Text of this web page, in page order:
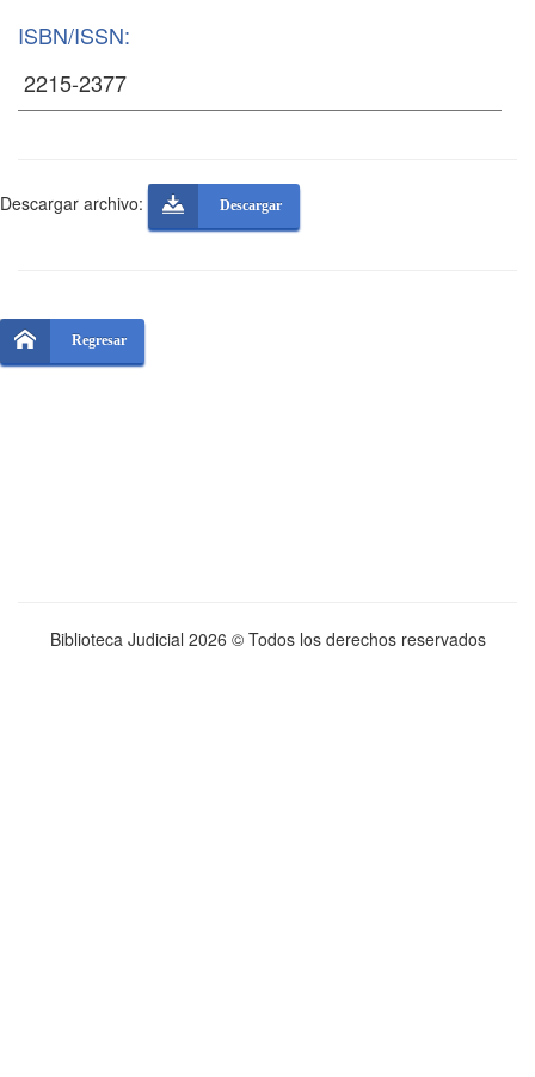
ISBN/ISSN:
Descargar archivo: Descargar
Regresar
Biblioteca Judicial 2026 © Todos los derechos reservados